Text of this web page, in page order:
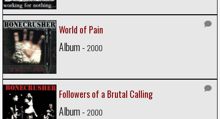
World of Pain
Album - 2000
Followers of a Brutal Calling
Album - 2000